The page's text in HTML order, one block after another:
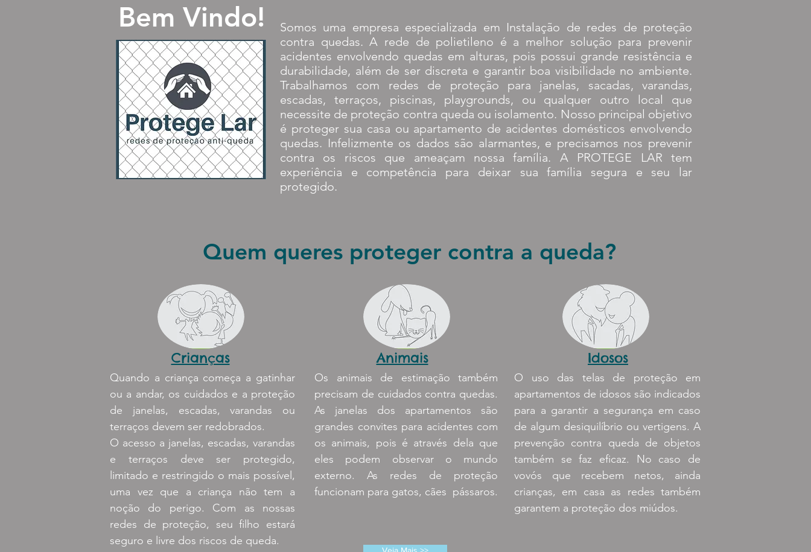
Somos uma empresa especializada em Instalação de redes de proteção
contra quedas. A rede de polietileno é a melhor solução para prevenir
acidentes envolvendo quedas em alturas, pois possui grande resistência e
durabilidade, além de ser discreta e garantir boa visibilidade no ambiente.
Trabalhamos com redes de proteção para janelas, sacadas, varandas,
escadas, terraços, piscinas, playgrounds, ou qualquer outro local que
necessite de proteção contra queda ou isolamento. Nosso principal objetivo
é proteger sua casa ou apartamento de acidentes domésticos envolvendo
quedas. Infelizmente os dados são alarmantes, e precisamos nos prevenir
contra os riscos que ameaçam nossa família. A PROTEGE LAR tem
experiência e competência para deixar sua família segura e seu lar
protegido.
Bem Vindo!
Quem queres proteger contra a queda?
Crianças
Quando a criança começa a gatinhar
ou a andar, os cuidados e a proteção
de janelas, escadas, varandas ou
terraços devem ser redobrados.
O acesso a janelas, escadas, varandas
e terraços deve ser protegido,
limitado e restringido o mais possível,
uma vez que a criança não tem a
noção do perigo. Com as nossas
redes de proteção, seu filho estará
seguro e livre dos riscos de queda.
Animais
Os animais de estimação também
precisam de cuidados contra quedas.
As janelas dos apartamentos são
grandes convites para acidentes com
os animais, pois é através dela que
eles podem observar o mundo
externo. As redes de proteção
funcionam para gatos, cães pássaros.
Idosos
O uso das telas de proteção em
apartamentos de idosos são indicados
para a garantir a segurança em caso
de algum desiquilíbrio ou vertigens. A
prevenção contra queda de objetos
também se faz eficaz. No caso de
vovós que recebem netos, ainda
crianças, em casa as redes também
garantem a proteção dos miúdos.